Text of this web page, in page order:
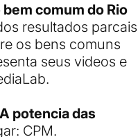
bem comum do Rio
resultados parcais
os bens comuns
seus videos e
potencia das
CPM.